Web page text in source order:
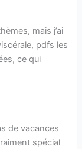
mais j’ai
pdfs les
ce qui
de vacances
spécial